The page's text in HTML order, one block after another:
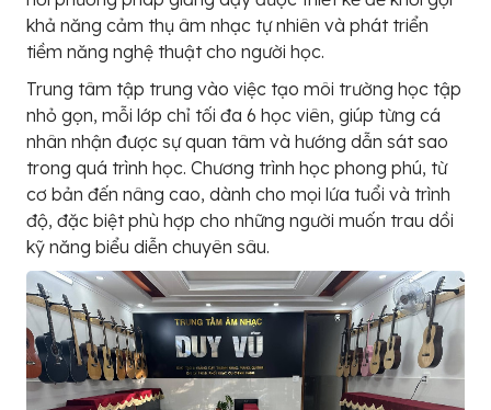
khả năng cảm thụ âm nhạc tự nhiên và phát triển
tiềm năng nghệ thuật cho người học.
Trung tâm tập trung vào việc tạo môi trường học tập
nhỏ gọn, mỗi lớp chỉ tối đa 6 học viên, giúp từng cá
nhân nhận được sự quan tâm và hướng dẫn sát sao
trong quá trình học. Chương trình học phong phú, từ
cơ bản đến nâng cao, dành cho mọi lứa tuổi và trình
độ, đặc biệt phù hợp cho những người muốn trau dồi
kỹ năng biểu diễn chuyên sâu.